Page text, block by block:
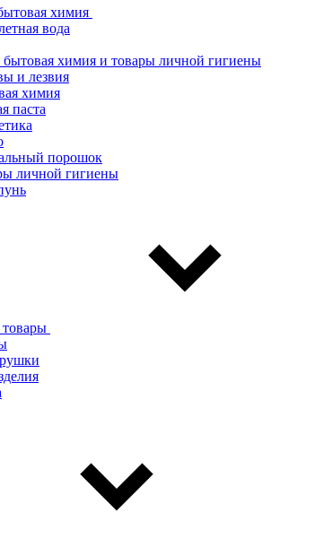
химия
вода
бытовая химия и товары личной гигиены
и лезвия
химия
паста
порошок
личной гигиены